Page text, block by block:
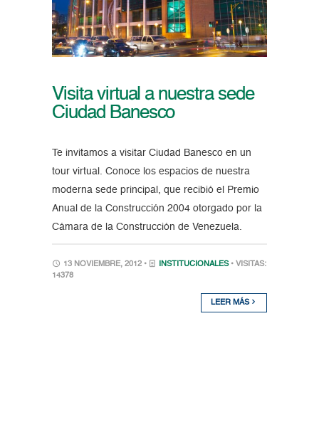
Visita virtual a nuestra sede
Ciudad Banesco
Te invitamos a visitar Ciudad Banesco en un
tour virtual. Conoce los espacios de nuestra
moderna sede principal, que recibió el Premio
Anual de la Construcción 2004 otorgado por la
Cámara de la Construcción de Venezuela.
13 NOVIEMBRE, 2012 • INSTITUCIONALES • VISITAS:
14378
LEER MÁS